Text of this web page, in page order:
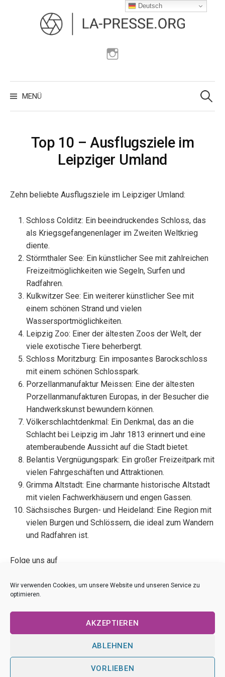
Wir verwenden Cookies, um unsere Website und unseren Service zu
optimieren.
AKZEPTIEREN
ABLEHNEN
VORLIEBEN
überspringen
MENÜ
Suchen
nach:
Top 10 – Ausflugsziele im
Leipziger Umland
Zehn beliebte Ausflugsziele im Leipziger Umland:
Schloss Colditz: Ein beeindruckendes Schloss, das
als Kriegsgefangenenlager im Zweiten Weltkrieg
diente.
Störmthaler See: Ein künstlicher See mit zahlreichen
Freizeitmöglichkeiten wie Segeln, Surfen und
Radfahren.
Kulkwitzer See: Ein weiterer künstlicher See mit
einem schönen Strand und vielen
Wassersportmöglichkeiten.
Leipzig Zoo: Einer der ältesten Zoos der Welt, der
viele exotische Tiere beherbergt.
Schloss Moritzburg: Ein imposantes Barockschloss
mit einem schönen Schlosspark.
Porzellanmanufaktur Meissen: Eine der ältesten
Porzellanmanufakturen Europas, in der Besucher die
Handwerkskunst bewundern können.
Völkerschlachtdenkmal: Ein Denkmal, das an die
Schlacht bei Leipzig im Jahr 1813 erinnert und eine
atemberaubende Aussicht auf die Stadt bietet.
Belantis Vergnügungspark: Ein großer Freizeitpark mit
vielen Fahrgeschäften und Attraktionen.
Grimma Altstadt: Eine charmante historische Altstadt
mit vielen Fachwerkhäusern und engen Gassen.
Sächsisches Burgen- und Heideland: Eine Region mit
vielen Burgen und Schlössern, die ideal zum Wandern
und Radfahren ist.
Folge uns auf
RSS Feed
Deutsch